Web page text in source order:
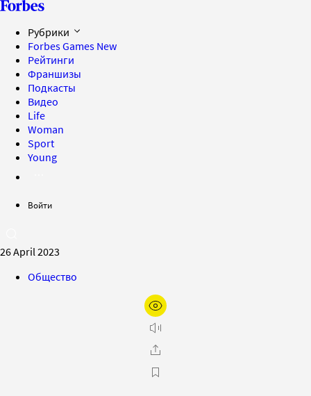
Рубрики
Forbes Games New
Рейтинги
Франшизы
Подкасты
Видео
Life
Woman
Sport
Young
Войти
26 April 2023
Общество